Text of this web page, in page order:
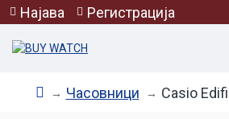
Најава Регистрација
Часовници Casio